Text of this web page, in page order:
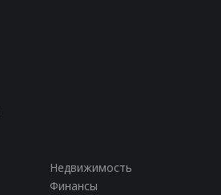
Недвижимость
Финансы